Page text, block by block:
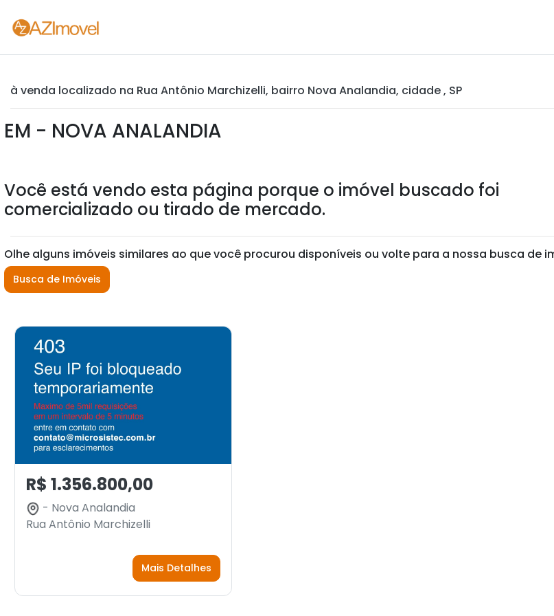
à venda localizado na Rua Antônio Marchizelli, bairro Nova Analandia, cidade , SP
EM - NOVA ANALANDIA
Você está vendo esta página porque o imóvel buscado foi
comercializado ou tirado de mercado.
Olhe alguns imóveis similares ao que você procurou disponíveis ou volte para a nossa busca de
Busca de Imóveis
R$ 1.356.800,00
- Nova Analandia
Rua Antônio Marchizelli
Mais Detalhes